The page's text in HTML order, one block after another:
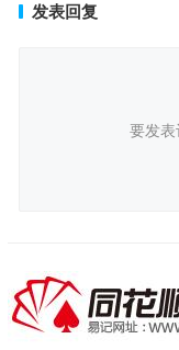
发表回复
要发